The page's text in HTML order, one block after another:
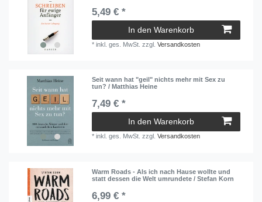
5,49 € *
In den Warenkorb
*inkl. ges. MwSt. zzgl.Versandkosten
Seit wann hat "geil" nichts mehr mit Sex zu
tun? / Matthias Heine
7,49 € *
In den Warenkorb
*inkl. ges. MwSt. zzgl.Versandkosten
Warm Roads - Als ich nach Hause wollte und
statt dessen die Welt umrundete / Stefan Korn
6,99 € *